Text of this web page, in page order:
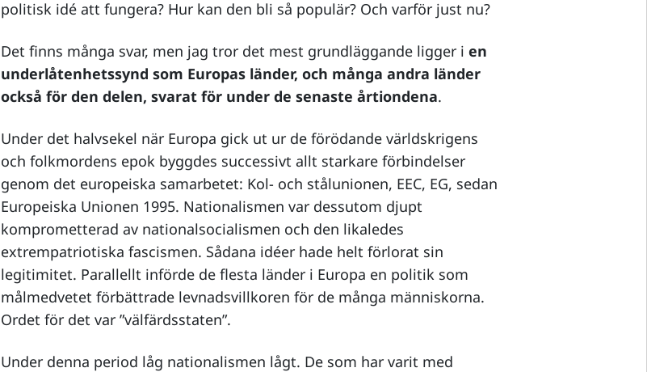
politisk idé att fungera? Hur kan den bli så populär? Och varför just nu?
Det finns många svar, men jag tror det mest grundläggande ligger i en
underlåtenhetssynd som Europas länder, och många andra länder
också för den delen, svarat för under de senaste årtiondena.
Under det halvsekel när Europa gick ut ur de förödande världskrigens
och folkmordens epok byggdes successivt allt starkare förbindelser
genom det europeiska samarbetet: Kol- och stålunionen, EEC, EG, sedan
Europeiska Unionen 1995. Nationalismen var dessutom djupt
komprometterad av nationalsocialismen och den likaledes
extrempatriotiska fascismen. Sådana idéer hade helt förlorat sin
legitimitet. Parallellt införde de flesta länder i Europa en politik som
målmedvetet förbättrade levnadsvillkoren för de många människorna.
Ordet för det var ”välfärdsstaten”.
Under denna period låg nationalismen lågt. De som har varit med